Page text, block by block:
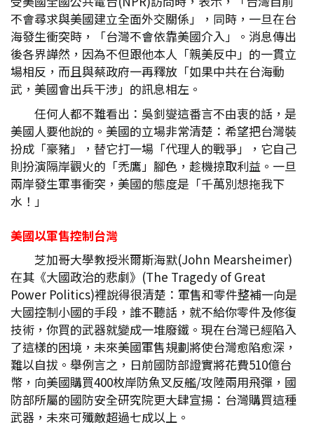
不會尋求與美國建立全面外交關係」，同時，一旦在台
海發生衝突時，「台灣不會依靠美國介入」。消息傳出
後各界譁然，因為不但跟他本人「親美反中」的一貫立
場相反，而且與蔡政府一再釋放「如果中共在台海動
武，美國會出兵干涉」的訊息相左。
任何人都不難看出：吳釗燮這番言不由衷的話，是
美國人要他說的。美國的立場非常清楚：希望把台灣裝
扮成「豪豬」，替它打一場「代理人的戰爭」，它自己
則扮演隔岸觀火的「禿鷹」腳色，趁機掠取利益。一旦
兩岸發生軍事衝突，美國的態度是「千萬別想拖我下
水！」
美國以軍售控制台灣
芝加哥大學教授米爾斯海默(John Mearsheimer)
在其《大國政治的悲劇》(The Tragedy of Great
Power Politics)裡說得很清楚：軍售和零件整補一向是
大國控制小國的手段，誰不聽話，就不給你零件及修復
技術，你買的武器就變成一堆廢鐵。現在台灣已經陷入
了這樣的困境，未來美國軍售規劃將使台灣愈陷愈深，
難以自拔。舉例言之，日前國防部證實將花費510億台
幣，向美國購買400枚岸防魚叉反艦/攻陸兩用飛彈，國
防部所屬的國防安全研究院更大肆宣揚：台灣購買這種
武器，未來可殲敵超過七成以上。